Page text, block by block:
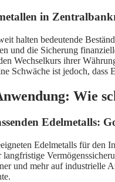
in
halten bedeutende
und die Sicherung
Wechselkurs ihrer
Schwäche ist jedoch,
Wie
Edelmetalls:
Edelmetalls für den
und mehr auf industrielle